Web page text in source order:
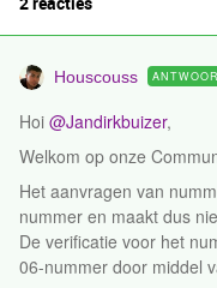
Houscouss
Hoi @Jandirkbuizer,
Welkom op onze
Het aanvragen van
nummer en maakt dus
De verificatie voor het
06-nummer door middel